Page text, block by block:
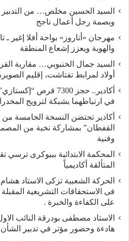
السيد الحسين مخلص… من التدبير
وبصمة رجل أعمال ناجح
مهرجان «أناروز» بواحة أفلا إغير ـ
والهوية ويعزز إشعاع المنطقة
السيد جمال الخنبوبي… مقاربة
أولاد لمرابط تفتاشت، إقليم
أكادير.. حجز 7300
في ارتباطهما بشبكة لترويج
أكادير تحتضن النسخة الخامسة من
القفطان” بمشاركة نخبة من
وفنية
المحكمة الابتدائية ببيوكرى ترسي
المتألقة أكاديمياً
الحركة الشعبية تزكى الاستاد
فى الاستحقاقات التشريعية
على الكفاءة والخبرة .
الاستاد مصطفى بودرقة النائب
هادءة وحضور مؤتر في تدبير الشأن